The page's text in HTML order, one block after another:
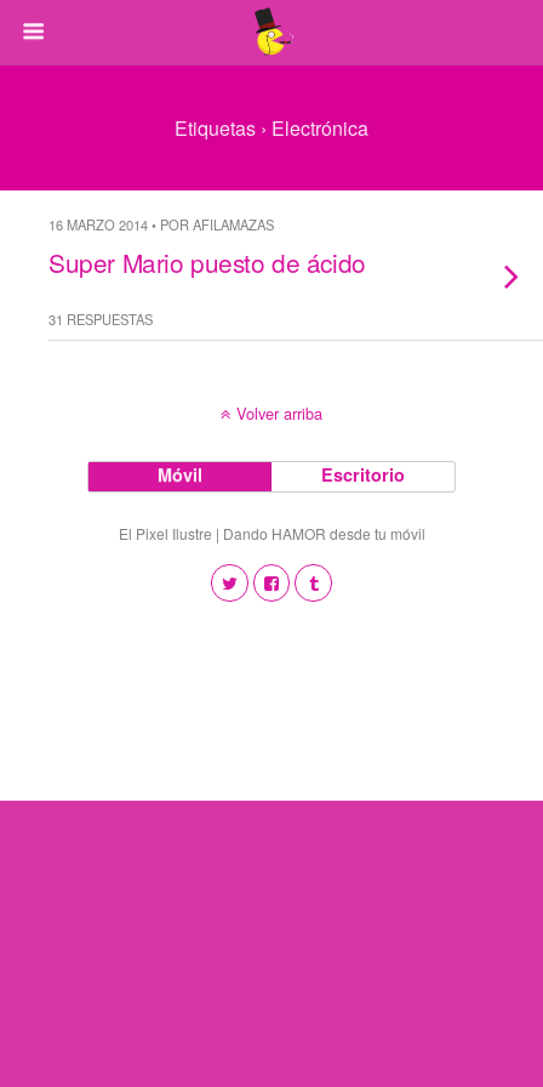
Etiquetas › Electrónica
16 MARZO 2014 • POR AFILAMAZAS
Super Mario puesto de ácido
31 RESPUESTAS
Volver arriba
Móvil Escritorio
El Pixel Ilustre | Dando HAMOR desde tu móvil